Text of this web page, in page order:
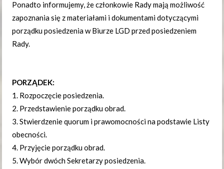
Ponadto informujemy, że członkowie Rady mają możliwość
zapoznania się z materiałami i dokumentami dotyczącymi
porządku posiedzenia w Biurze LGD przed posiedzeniem
Rady.
PORZĄDEK:
1. Rozpoczęcie posiedzenia.
2. Przedstawienie porządku obrad.
3. Stwierdzenie quorum i prawomocności na podstawie Listy
obecności.
4. Przyjęcie porządku obrad.
5. Wybór dwóch Sekretarzy posiedzenia.